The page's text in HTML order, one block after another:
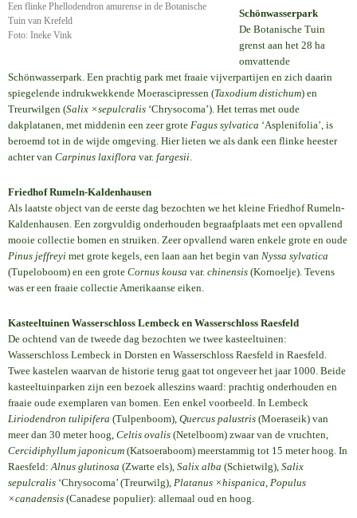
Een flinke Phellodendron amurense in de Botanische
Tuin van Krefeld
Foto: Ineke Vink
Schönwasserpark
De Botanische Tuin
grenst aan het 28 ha
omvattende
Schönwasserpark. Een prachtig park met fraaie vijverpartijen en zich daarin
spiegelende indrukwekkende Moerascipressen (Taxodium distichum) en
Treurwilgen (Salix ×sepulcralis ‘Chrysocoma’). Het terras met oude
dakplatanen, met middenin een zeer grote Fagus sylvatica ‘Asplenifolia’, is
beroemd tot in de wijde omgeving. Hier lieten we als dank een flinke heester
achter van Carpinus laxiflora var. fargesii.
Friedhof Rumeln-Kaldenhausen
Als laatste object van de eerste dag bezochten we het kleine Friedhof Rumeln-
Kaldenhausen. Een zorgvuldig onderhouden begraafplaats met een opvallend
mooie collectie bomen en struiken. Zeer opvallend waren enkele grote en oude
Pinus jeffreyi met grote kegels, een laan aan het begin van Nyssa sylvatica
(Tupeloboom) en een grote Cornus kousa var. chinensis (Kornoelje). Tevens
was er een fraaie collectie Amerikaanse eiken.
Kasteeltuinen Wasserschloss Lembeck en Wasserschloss Raesfeld
De ochtend van de tweede dag bezochten we twee kasteeltuinen:
Wasserschloss Lembeck in Dorsten en Wasserschloss Raesfeld in Raesfeld.
Twee kastelen waarvan de historie terug gaat tot ongeveer het jaar 1000. Beide
kasteeltuinparken zijn een bezoek alleszins waard: prachtig onderhouden en
fraaie oude exemplaren van bomen. Een enkel voorbeeld. In Lembeck
Liriodendron tulipifera (Tulpenboom), Quercus palustris (Moeraseik) van
meer dan 30 meter hoog, Celtis ovalis (Netelboom) zwaar van de vruchten,
Cercidiphyllum japonicum (Katsoeraboom) meerstammig tot 15 meter hoog. In
Raesfeld:Alnus glutinosa (Zwarte els), Salix alba (Schietwilg), Salix
sepulcralis ‘Chrysocoma’ (Treurwilg), Platanus ×hispanica, Populus
×canadensis (Canadese populier): allemaal oud en hoog.